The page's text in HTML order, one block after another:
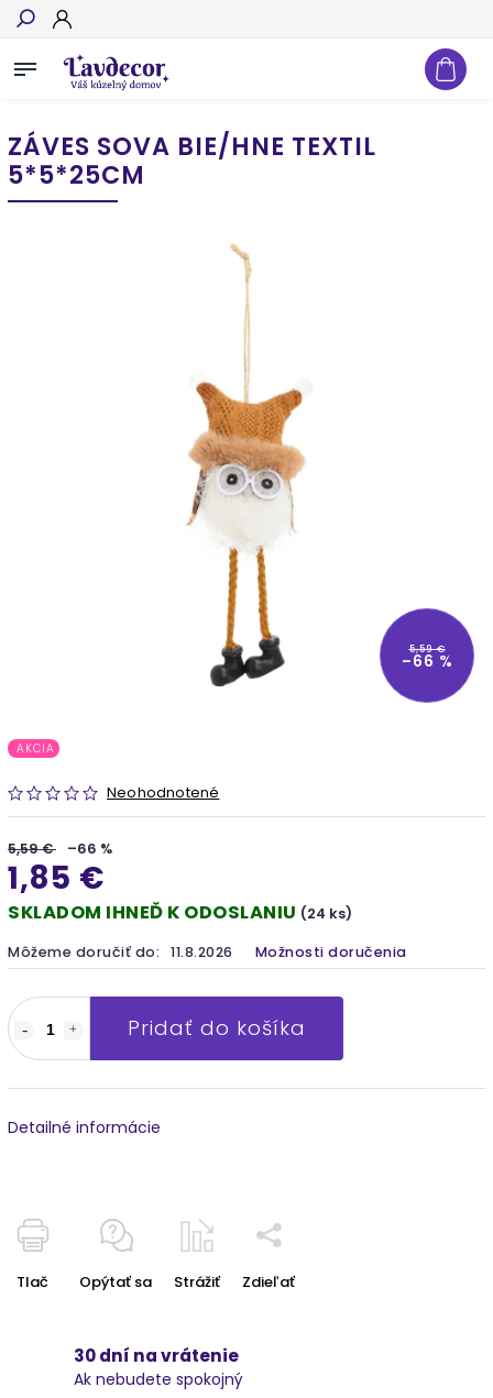
Hľadať
ZÁVES SOVA BIE/HNE TEXTIL
5*5*25CM
5,59 €
–66 %
AKCIA
Neohodnotené
5,59 € –66 %
1,85 €
SKLADOM IHNEĎ K ODOSLANIU (24 ks)
Môžeme doručiť do: 11.8.2026 Možnosti doručenia
Pridať do košíka
Detailné informácie
Tlač Opýtať sa Strážiť Zdieľať
30 dní na vrátenie
Ak nebudete spokojný